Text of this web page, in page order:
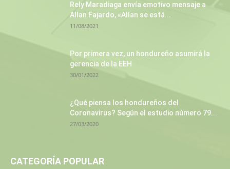
Rely Maradiaga envía emotivo mensaje a
Allan Fajardo, «Allan se está...
11/08/2021
Por primera vez, un hondureño asumirá la
gerencia de la EEH
30/01/2022
¿Qué piensa los hondureños del
Coronavirus? Según el estudio número 79...
27/03/2020
CATEGORÍA POPULAR